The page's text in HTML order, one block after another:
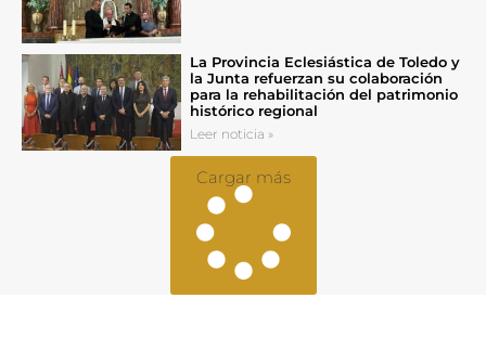
La Provincia Eclesiástica de Toledo y
la Junta refuerzan su colaboración
para la rehabilitación del patrimonio
histórico regional
Leer noticia »
Cargar más